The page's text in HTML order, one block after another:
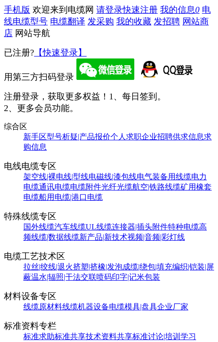
手机版 欢迎来到电缆网 请登录快速注册 我的信息0 电
线电缆型号 电缆翻译 发采购 我的收藏 发招聘 网站商
店 网站导航
已注册? 【快速登录】
用第三方扫码登录
注册登录，获取更多权益！ 1、每日签到。
2、更多会员功能。
综合区
新手区型号析疑|产品报价个人求职企业招聘供求信息求
购信息
电线电缆专区
架空线|裸电线|型线电磁线|漆包线电气装备用线缆电力
电缆通讯电缆电缆附件光纤光缆航空|铁路线缆矿用橡套
电缆船用电缆|港口电缆
特殊线缆专区
国外线缆汽车线缆UL线缆连接器|插头附件特种电缆高
频线缆|数据线缆新产品|新技术视频|音频|彩灯线
电缆工艺技术区
拉丝|绞线|退火挤塑|挤橡|发泡成缆|绕包|填充编织|铠装|屏
蔽温水|辐照|干法交联喷码印字|记米包装
材料设备专区
线缆原材料线缆机器设备电缆模具|盘具企业厂家
标准资料专栏
标准求助标准共享技术资料共享标准讨论|培训学习